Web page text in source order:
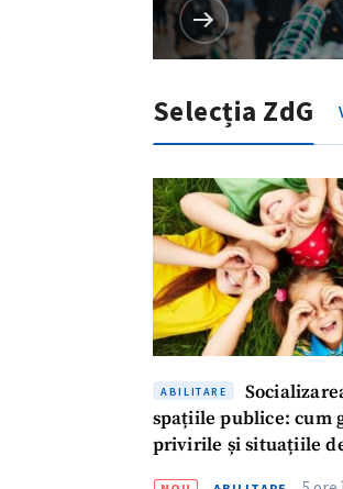
Selecția ZdG
ABILITARE
spațiile publice: cum
privirile și situațiile